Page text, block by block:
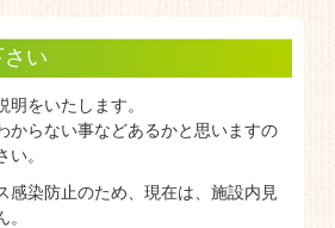
い
をいたします。
からない事などあるかと思いますの
。
感染防止のため、現在は、施設内見